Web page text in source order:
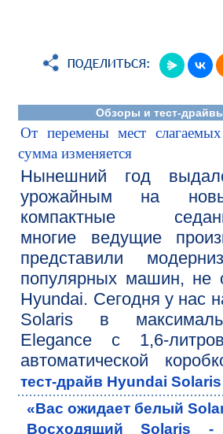
Обзоры и тест-
От перемены мест
сумма изменяется
Нынешний год
урожайным на
компактные
многие ведущие
представили
популярных машин, не
Hyundai. Сегодня у нас
Solaris в
Elegance c 1,6-
автоматической
тест-драйв Hyundai Solaris
«Вас ожидает белый
Восходящий Solaris -